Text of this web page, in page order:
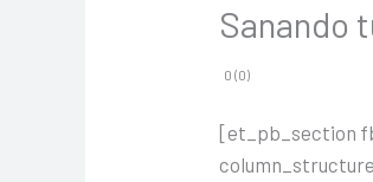
Sanando
0 (0)
[et_pb_section